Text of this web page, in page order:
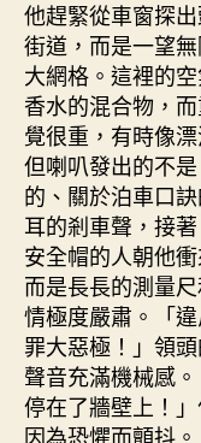
他趕緊從車窗探
街道，而是一望
大網格。這裡的
香水的混合物，
覺很重，有時像
但喇叭發出的不
的、關於泊車口
耳的剎車聲，接
安全帽的人朝他
而是長長的測量
情極度嚴肅。「
罪大惡極！」領
聲音充滿機械感
停在了牆壁上！
因為恐懼而顫抖